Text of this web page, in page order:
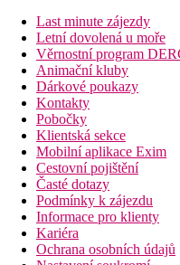
Last minute zájezdy
Letní dovolená u moře
Věrnostní program
Animační kluby
Dárkové poukazy
Kontakty
Pobočky
Klientská sekce
Mobilní aplikace Exim
Cestovní pojištění
Časté dotazy
Podmínky k zájezdu
Informace pro klienty
Kariéra
Ochrana osobních údajů